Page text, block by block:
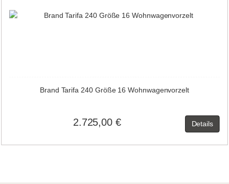
Brand Tarifa 240 Größe 16 Wohnwagenvorzelt
2.725,00 € Details